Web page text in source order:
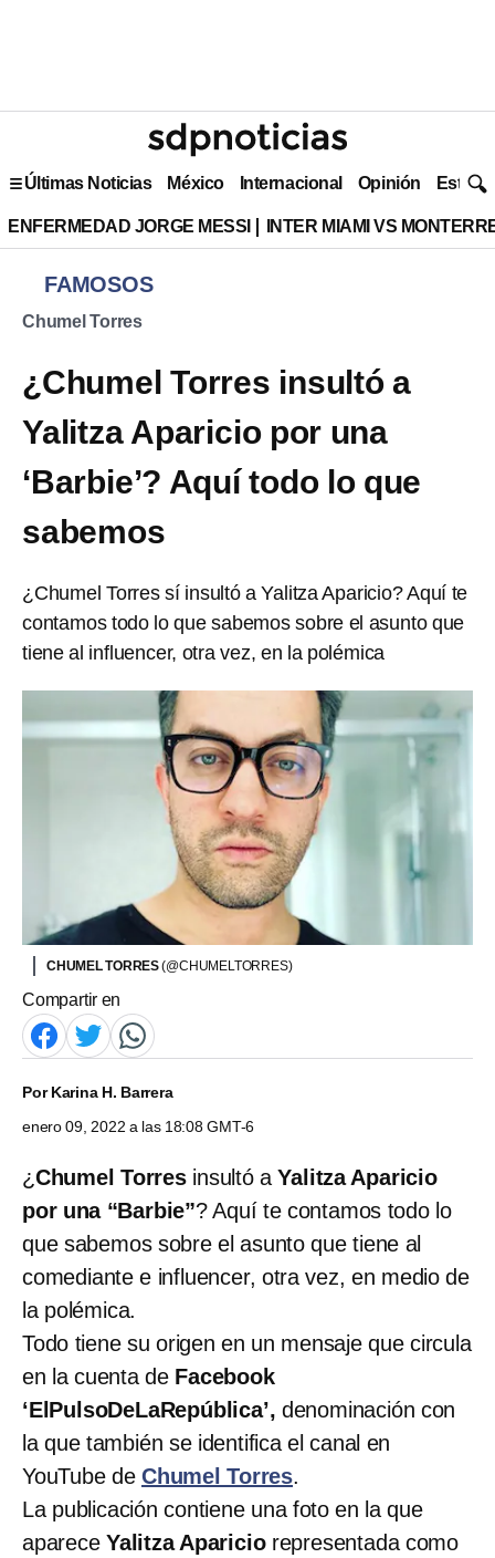
Últimas Noticias México Internacional Opinión Estilo
ENFERMEDAD JORGE MESSI INTER MIAMI VS
FAMOSOS
Chumel Torres
¿Chumel Torres insultó a
Yalitza Aparicio por una
‘Barbie’? Aquí todo lo que
sabemos
¿Chumel Torres sí insultó a Yalitza Aparicio? Aquí te
contamos todo lo que sabemos sobre el asunto que
tiene al influencer, otra vez, en la polémica
CHUMEL TORRES(@CHUMELTORRES)
Compartir en
PorKarina H. Barrera
enero 09, 2022 a las 18:08 GMT-6
¿Chumel Torresinsultó aYalitza Aparicio
por una “Barbie”? Aquí te contamos todo lo
que sabemos sobre el asunto que tiene al
comediante e influencer, otra vez, en medio de
la polémica.
Todo tiene su origen en un mensaje que circula
en la cuenta de Facebook
‘ElPulsoDeLaRepública’, denominación con
la que también se identifica el canal en
YouTube deChumel Torres.
La publicación contiene una foto en la que
aparece Yalitza Apariciorepresentada como